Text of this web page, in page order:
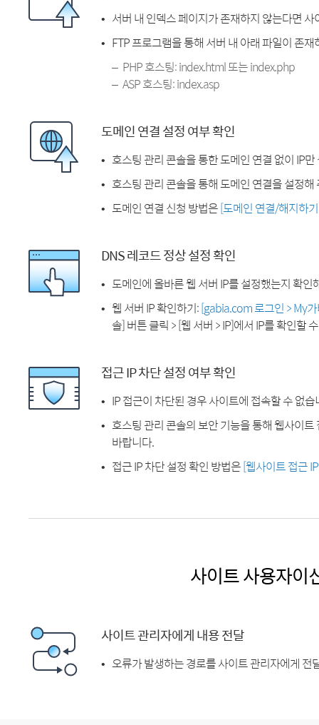
서버 내 인덱스 페이지가 존재하지 않는다면
FTP 프로그램을 통해 서버 내 아래 파일이 존
PHP 호스팅: index.html 또는 index.php
ASP 호스팅: index.asp
도메인 연결 설정 여부 확인
호스팅 관리 콘솔을 통한 도메인 연결 없이 IP
호스팅 관리 콘솔을 통해 도메인 연결을 설정해
도메인 연결 신청 방법은[도메인 연결/해지하
DNS 레코드 정상 설정 확인
도메인에 올바른 웹 서버 IP를 설정했는지 확인
웹 서버 IP 확인하기:[gabia.com 로그인 > My
솔] 버튼 클릭 > [웹 서버 > IP]에서 IP를 확인할
접근 IP 차단 설정 여부 확인
IP 접근이 차단된 경우 사이트에 접속할 수 없습
호스팅 관리 콘솔의 보안 기능을 통해 웹사이
바랍니다.
접근 IP 차단 설정 확인 방법은[웹사이트 접근
사이트 사용자이
사이트 관리자에게 내용 전달
오류가 발생하는 경로를 사이트 관리자에게 전